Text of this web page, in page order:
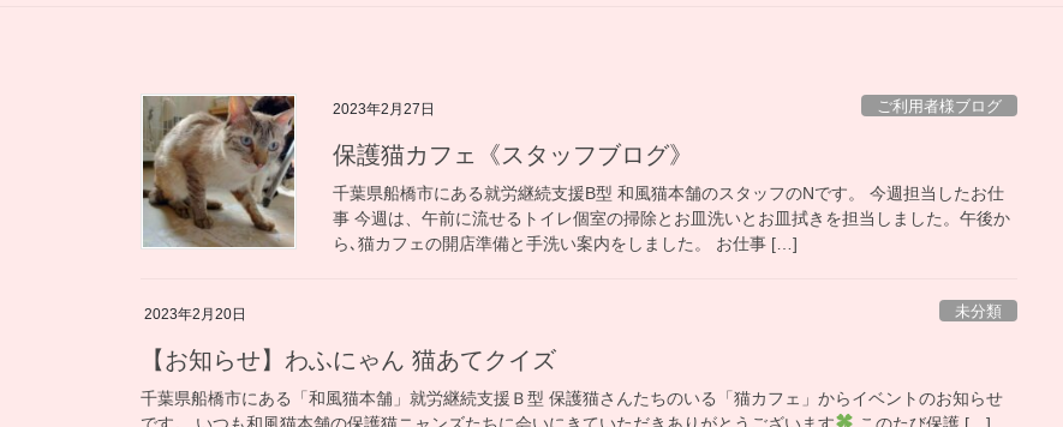
2023年2月27日 ご利用者様ブログ
保護猫カフェ《スタッフブログ》
千葉県船橋市にある就労継続支援B型 和風猫本舗のスタッフのNです。 今週担当したお仕
事 今週は、午前に流せるトイレ個室の掃除とお皿洗いとお皿拭きを担当しました。午後か
ら､猫カフェの開店準備と手洗い案内をしました。 お仕事 […]
2023年2月20日 未分類
【お知らせ】わふにゃん 猫あてクイズ
千葉県船橋市にある「和風猫本舗」就労継続支援Ｂ型 保護猫さんたちのいる「猫カフェ」からイベントのお知らせ